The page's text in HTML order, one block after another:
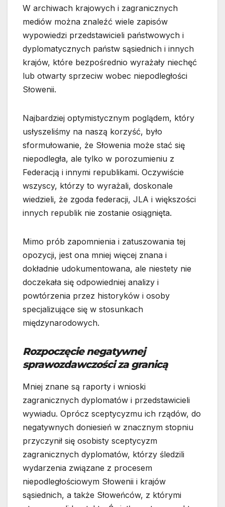
W archiwach krajowych i zagranicznych
mediów można znaleźć wiele zapisów
wypowiedzi przedstawicieli państwowych i
dyplomatycznych państw sąsiednich i innych
krajów, które bezpośrednio wyrażały niechęć
lub otwarty sprzeciw wobec niepodległości
Słowenii.
Najbardziej optymistycznym poglądem, który
usłyszeliśmy na naszą korzyść, było
sformułowanie, że Słowenia może stać się
niepodległa, ale tylko w porozumieniu z
Federacją i innymi republikami. Oczywiście
wszyscy, którzy to wyrażali, doskonale
wiedzieli, że zgoda federacji, JLA i większości
innych republik nie zostanie osiągnięta.
Mimo prób zapomnienia i zatuszowania tej
opozycji, jest ona mniej więcej znana i
dokładnie udokumentowana, ale niestety nie
doczekała się odpowiedniej analizy i
powtórzenia przez historyków i osoby
specjalizujące się w stosunkach
międzynarodowych.
Rozpoczęcie negatywnej
sprawozdawczości za granicą
Mniej znane są raporty i wnioski
zagranicznych dyplomatów i przedstawicieli
wywiadu. Oprócz sceptycyzmu ich rządów, do
negatywnych doniesień w znacznym stopniu
przyczynił się osobisty sceptycyzm
zagranicznych dyplomatów, którzy śledzili
wydarzenia związane z procesem
niepodległościowym Słowenii i krajów
sąsiednich, a także Słoweńców, z którymi